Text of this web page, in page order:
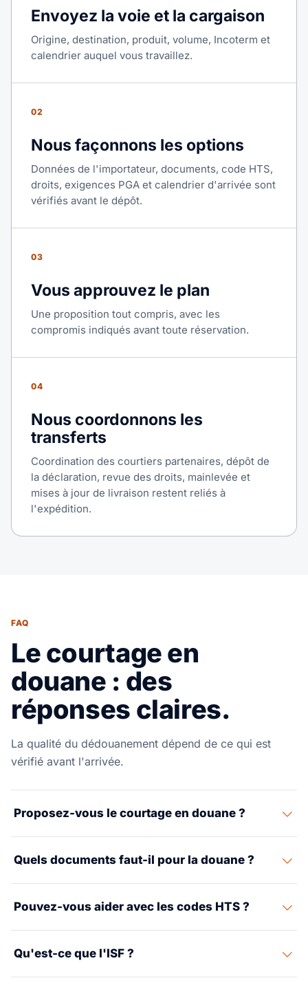
Envoyez la voie et la cargaison
Origine, destination, produit, volume, Incoterm et
calendrier auquel vous travaillez.
02
Nous façonnons les options
Données de l'importateur, documents, code HTS,
droits, exigences PGA et calendrier d'arrivée sont
vérifiés avant le dépôt.
03
Vous approuvez le plan
Une proposition tout compris, avec les
compromis indiqués avant toute réservation.
04
Nous coordonnons les
transferts
Coordination des courtiers partenaires, dépôt de
la déclaration, revue des droits, mainlevée et
mises à jour de livraison restent reliés à
l'expédition.
FAQ
Le courtage en
douane : des
réponses claires.
La qualité du dédouanement dépend de ce qui est
vérifié avant l'arrivée.
Proposez-vous le courtage en douane ?
courtiers partenaires agréés et garde ce travail relié au
dossier de fret.
Quels documents faut-il pour la douane ?
commerciale, la liste de colisage, le connaissement ou
la lettre de transport aérien, l'avis d'arrivée et tout
certificat propre au produit.
Pouvez-vous aider avec les codes HTS ?
pour comprendre l'exposition aux droits et aux tarifs
avant le dépôt.
Qu'est-ce que l'ISF ?